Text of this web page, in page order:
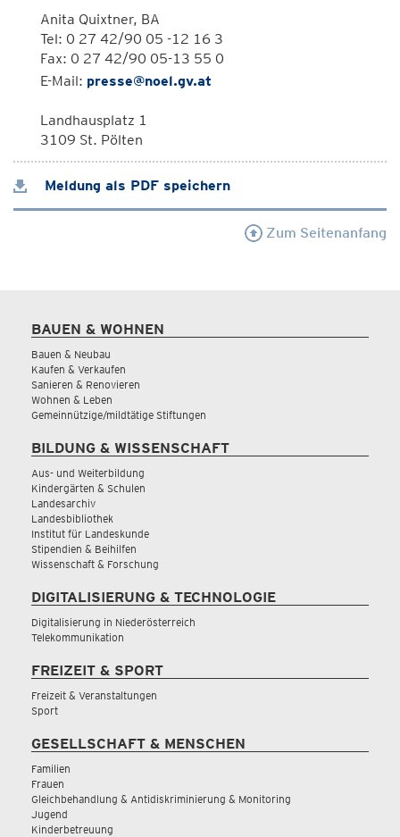
Anita Quixtner, BA
Tel: 0 27 42/90 05 -12 16 3
Fax: 0 27 42/90 05-13 55 0
E-Mail: presse@noel.gv.at
Landhausplatz 1
3109 St. Pölten
Meldung als PDF speichern
Zum Seitenanfang
BAUEN & WOHNEN
Bauen & Neubau
Kaufen & Verkaufen
Sanieren & Renovieren
Wohnen & Leben
Gemeinnützige/mildtätige Stiftungen
BILDUNG & WISSENSCHAFT
Aus- und Weiterbildung
Kindergärten & Schulen
Landesarchiv
Landesbibliothek
Institut für Landeskunde
Stipendien & Beihilfen
Wissenschaft & Forschung
DIGITALISIERUNG & TECHNOLOGIE
Digitalisierung in Niederösterreich
Telekommunikation
FREIZEIT & SPORT
Freizeit & Veranstaltungen
Sport
GESELLSCHAFT & MENSCHEN
Familien
Frauen
Gleichbehandlung & Antidiskriminierung & Monitoring
Jugend
Kinderbetreuung